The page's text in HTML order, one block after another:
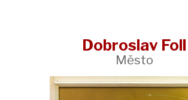
Dobroslav Foll
Město